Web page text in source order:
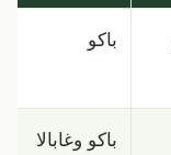
باكو
باكو وغابالا